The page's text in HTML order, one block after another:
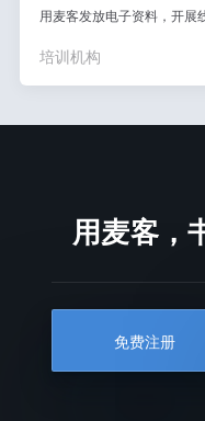
用麦客发放电子资料，开展
培训机构
用麦客，
免费注册